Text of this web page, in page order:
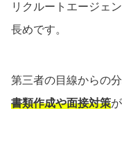
リクルートエージェ
長めです。
第三者の目線からの分
書類作成や面接対策